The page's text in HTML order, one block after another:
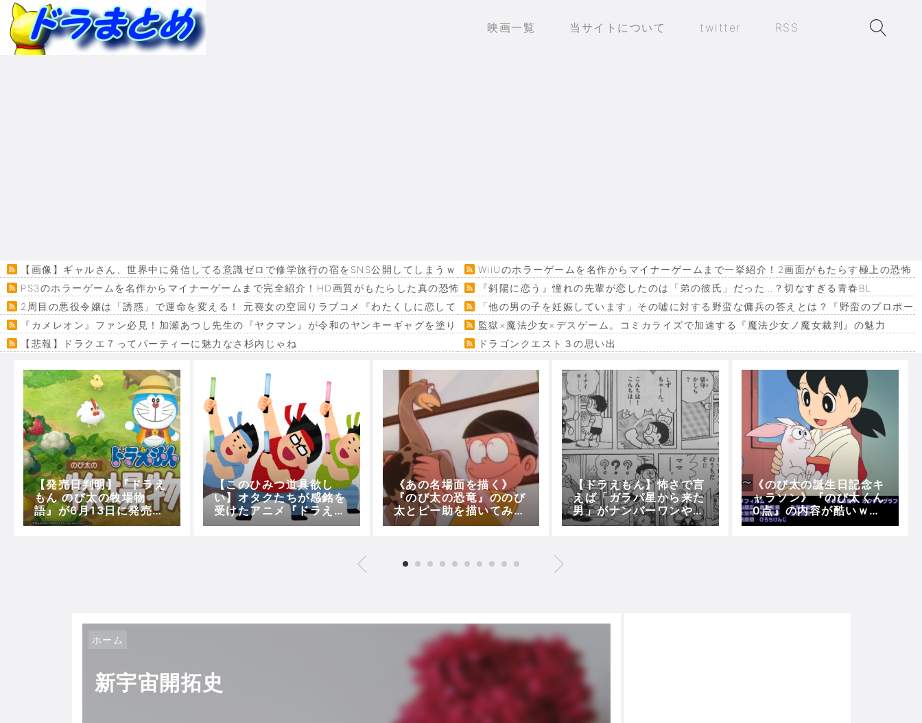
映画一覧 当サイトについて twitter RSS
【画像】ギャルさん、世界中に発信してる意識ゼロで修学旅行の宿をSNS公開してしまうｗｗｗ 【Pickup08082952】WiiUのホラーゲームを名作からマイナーゲームまで一挙紹介！2画面がもたらす極上の恐怖
PS3のホラーゲームを名作からマイナーゲームまで完全紹介！HD画質がもたらした真の恐怖…
『斜陽に恋う』憧れの先輩が恋したのは「弟の彼氏」だった…？切なすぎる青春BL
2周目の悪役令嬢は「誘惑」で運命を変える！ 元喪女の空回りラブコメ『わたくしに恋してください！』「他の男の子を妊娠しています」その嘘に対する野蛮な傭兵の答えとは？『野蛮のプロポー
『カメレオン』ファン必見！加瀬あつし先生の『ヤクマン』が令和のヤンキーギャグを塗り替える監獄×魔法少女×デスゲーム。コミカライズで加速する『魔法少女ノ魔女裁判』の魅力
【悲報】ドラクエ７ってパーティーに魅力なさ杉内じゃね
ドラゴンクエスト３の思い出
Powered by livedoor 相互RSS
【発売日判明】『ドラえ
もん のび太の牧場物
語』が6月13日に発売決
定。新映像も公開！！(N
【このひみつ道具欲し
い】オタクたちが感銘を
受けたアニメ『ドラえも
ん』のエピソードと
《あの名場面を描く》
『のび太の恐竜』ののび
太とピー助を描いてみ
た！！！
【ドラえもん】怖さで言
えば「ガラパ星から来た
男」がナンバーワンやと
思う
《のび太の誕生日記念キ
ャラソン》『のび太くん
0点』の内容が酷いｗｗ
ｗｗｗ
ホーム
新宇宙開拓史